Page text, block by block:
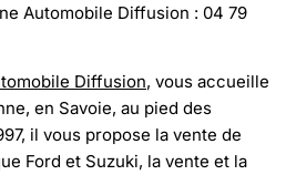
Automobile Diffusion : 04 79
Diffusion, vous accueille
en Savoie, au pied des
il vous propose la vente de
Ford et Suzuki, la vente et la